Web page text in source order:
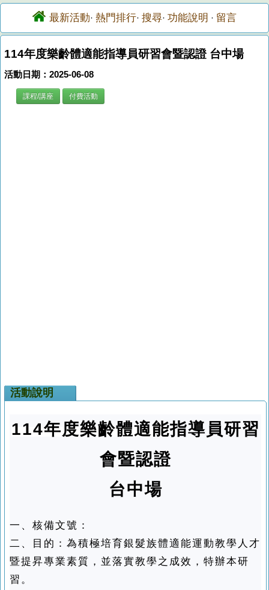
最新活動· 熱門排行· 搜尋· 功能說明 · 留言
114年度樂齡體適能指導員研習會暨認證 台中場
活動日期：2025-06-08
課程/講座 付費活動
活動說明
114年度樂齡體適能指導員研習
會暨認證
台中場
一、核備文號：
二、目的：為積極培育銀髮族體適能運動教學人才
暨提昇專業素質，並落實教學之成效，特辦本研
習。